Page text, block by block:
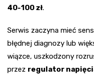
40-100 zł.
Serwis zaczyna mieć
błędnej diagnozy lub
wiązce, uszkodzony
przez regulator